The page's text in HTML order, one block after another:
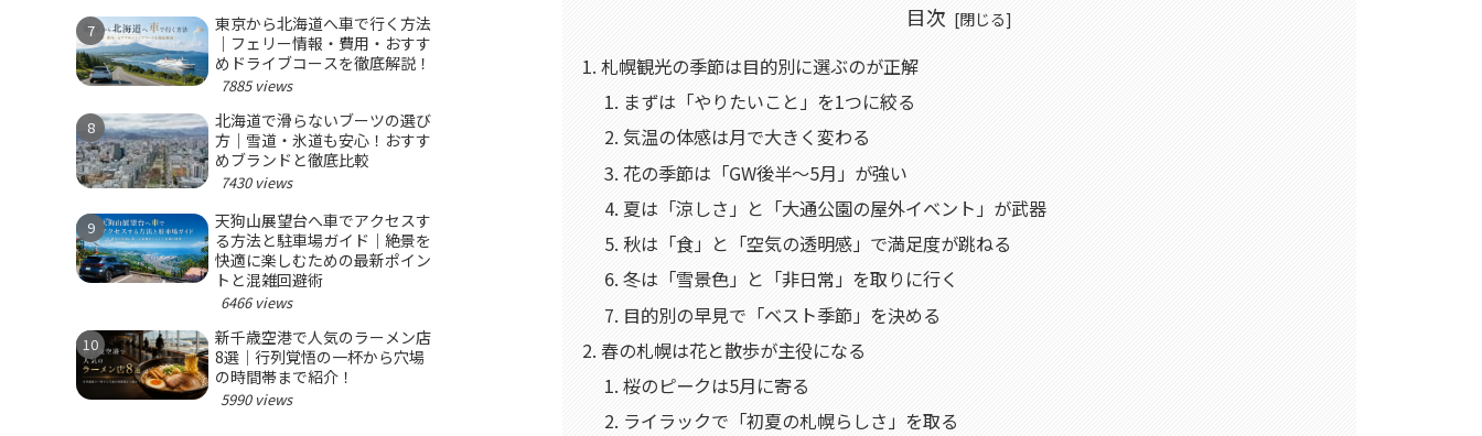
目次
札幌観光の季節は目的別に選ぶのが正解
まずは「やりたいこと」を1つに絞る
気温の体感は月で大きく変わる
花の季節は「GW後半〜5月」が強い
夏は「涼しさ」と「大通公園の屋外イベント」が武器
秋は「食」と「空気の透明感」で満足度が跳ねる
冬は「雪景色」と「非日常」を取りに行く
目的別の早見で「ベスト季節」を決める
春の札幌は花と散歩が主役になる
桜のピークは5月に寄る
ライラックで「初夏の札幌らしさ」を取る
東京から北海道へ車で行く方法
｜フェリー情報・費用・おすす
めドライブコースを徹底解説！
7885 views
北海道で滑らないブーツの選び
方｜雪道・氷道も安心！おすす
めブランドと徹底比較
7430 views
天狗山展望台へ車でアクセスす
る方法と駐車場ガイド｜絶景を
快適に楽しむための最新ポイン
トと混雑回避術
6466 views
新千歳空港で人気のラーメン店
8選｜行列覚悟の一杯から穴場
の時間帯まで紹介！
5990 views